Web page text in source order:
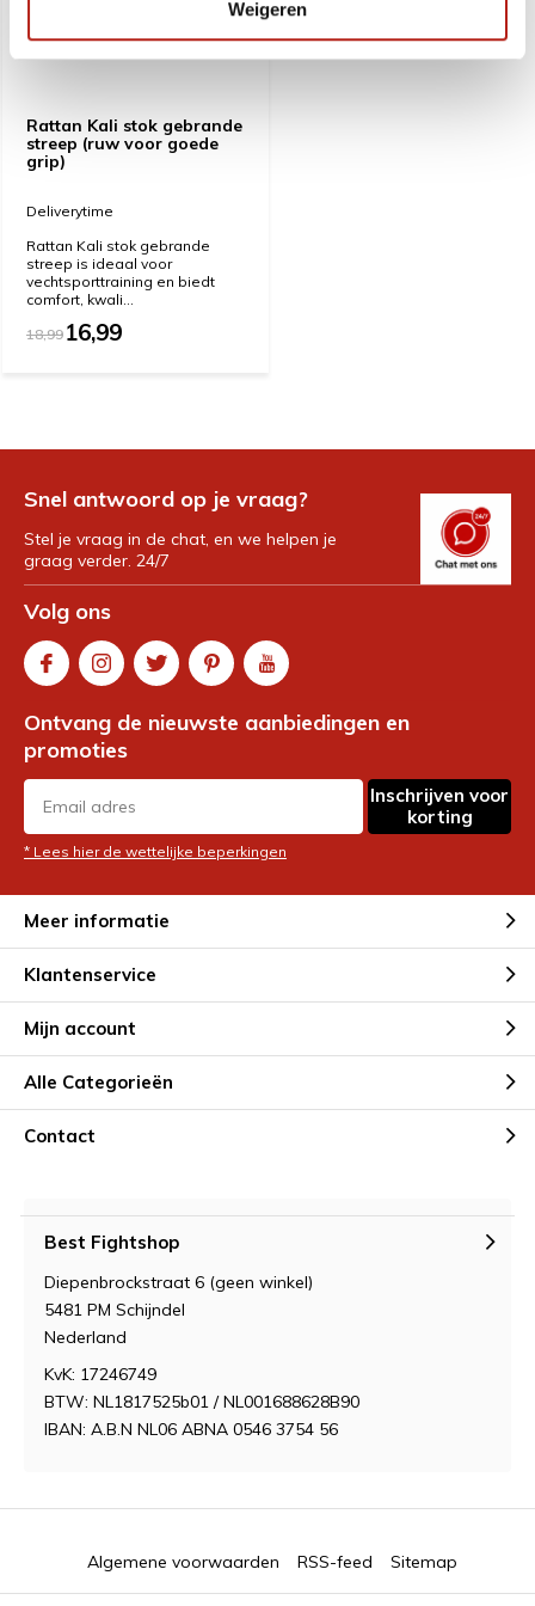
Weigeren
Rattan Kali stok gebrande
streep (ruw voor goede
grip)
Deliverytime
Rattan Kali stok gebrande
streep is ideaal voor
vechtsporttraining en biedt
comfort, kwali...
18,9916,99
Snel antwoord op je vraag?
Stel je vraag in de chat, en we helpen je
graag verder. 24/7
Volg ons
Ontvang de nieuwste aanbiedingen en
promoties
Inschrijven voor
korting
* Lees hier de wettelijke beperkingen
Meer informatie
Klantenservice
Mijn account
Alle Categorieën
Contact
Best Fightshop
Diepenbrockstraat 6 (geen winkel)
5481 PM Schijndel
Nederland
KvK: 17246749
BTW: NL1817525b01 / NL001688628B90
IBAN: A.B.N NL06 ABNA 0546 3754 56
Algemene voorwaarden RSS-feed Sitemap